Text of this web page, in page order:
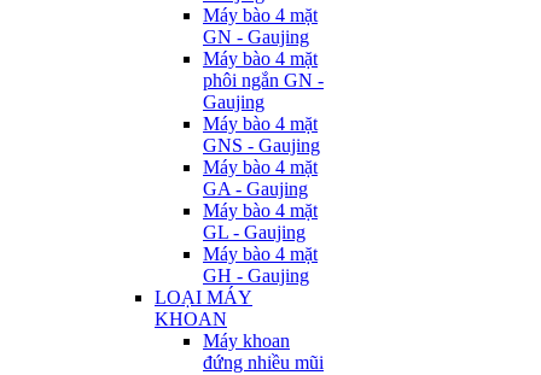
Máy bào 4 mặt
GN - Gaujing
Máy bào 4 mặt
phôi ngắn GN -
Gaujing
Máy bào 4 mặt
GNS - Gaujing
Máy bào 4 mặt
GA - Gaujing
Máy bào 4 mặt
GL - Gaujing
Máy bào 4 mặt
GH - Gaujing
LOẠI MÁY
KHOAN
Máy khoan
đứng nhiều mũi